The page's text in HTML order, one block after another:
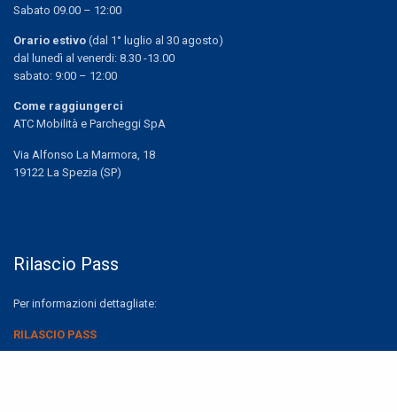
Sabato 09.00 – 12:00
Orario estivo(dal 1° luglio al 30 agosto)
dal lunedì al venerdi: 8.30 -13.00
sabato: 9:00 – 12:00
Come raggiungerci
ATC Mobilità e Parcheggi SpA
Via Alfonso La Marmora, 18
19122 La Spezia (SP)
Rilascio Pass
Per informazioni dettagliate:
RILASCIO PASS